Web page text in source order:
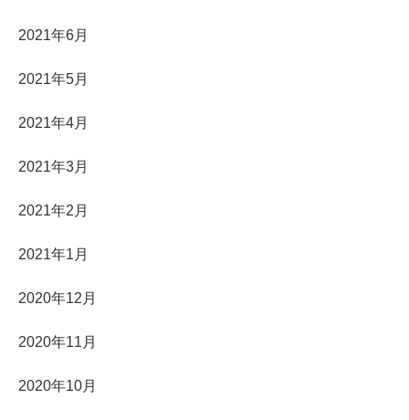
2021年6月
2021年5月
2021年4月
2021年3月
2021年2月
2021年1月
2020年12月
2020年11月
2020年10月